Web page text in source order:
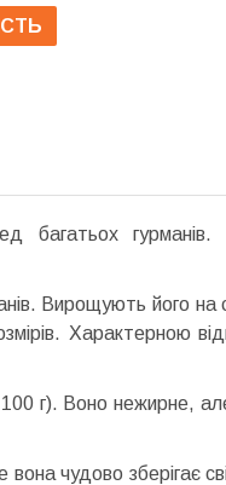
гурманів.
Вирощують його на
Характерною
г). Воно нежирне, але
чудово зберігає